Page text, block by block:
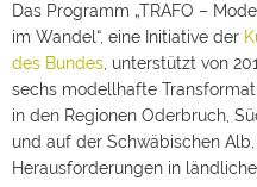
Das Programm „TRAFO –
im Wandel“, eine Initiative der
des Bundes , unterstützt von
sechs modellhafte
in den Regionen Oderbruch,
und auf der Schwäbischen
Herausforderungen in